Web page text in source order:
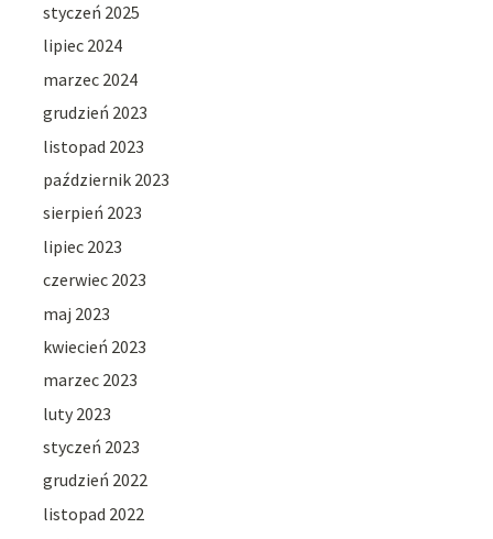
styczeń 2025
lipiec 2024
marzec 2024
grudzień 2023
listopad 2023
październik 2023
sierpień 2023
lipiec 2023
czerwiec 2023
maj 2023
kwiecień 2023
marzec 2023
luty 2023
styczeń 2023
grudzień 2022
listopad 2022